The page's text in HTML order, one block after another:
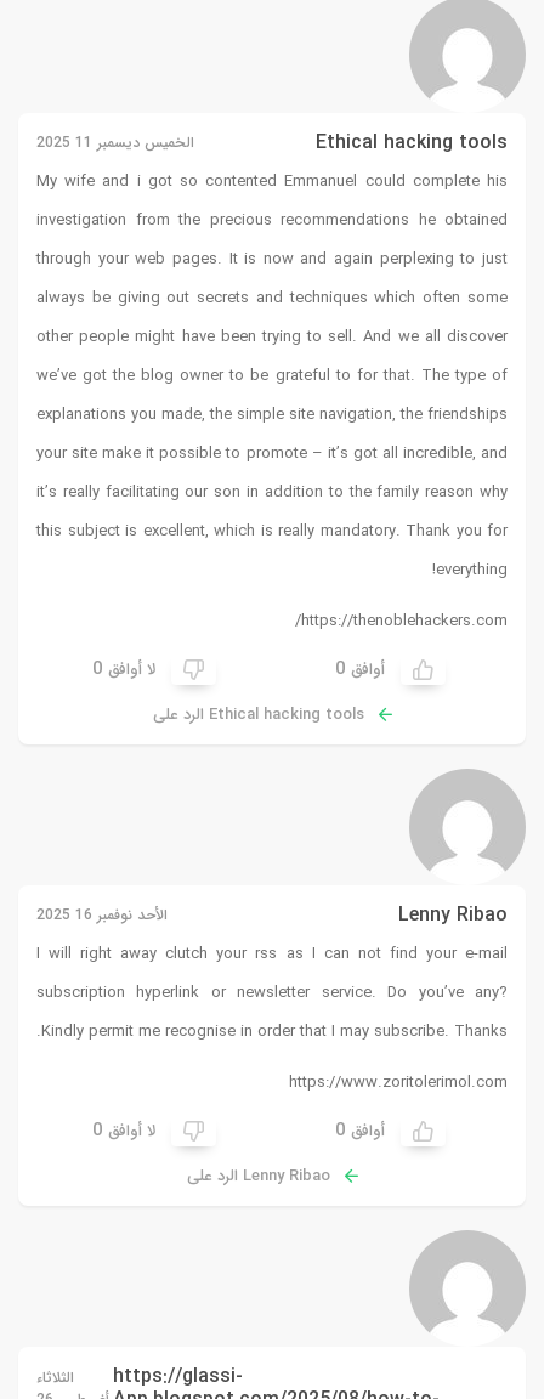
Ethical hacking tools الخميس ديسمبر 11 2025
My wife and i got so contented Emmanuel could complete his
investigation from the precious recommendations he obtained
through your web pages. It is now and again perplexing to just
always be giving out secrets and techniques which often some
other people might have been trying to sell. And we all discover
we’ve got the blog owner to be grateful to for that. The type of
explanations you made, the simple site navigation, the friendships
your site make it possible to promote – it’s got all incredible, and
it’s really facilitating our son in addition to the family reason why
this subject is excellent, which is really mandatory. Thank you for
everything!
https://thenoblehackers.com/
أوافق 0 لا أوافق 0
Ethical hacking tools الرد على
Lenny Ribao الأحد نوفمبر 16 2025
I will right away clutch your rss as I can not find your e-mail
subscription hyperlink or newsletter service. Do you’ve any?
Kindly permit me recognise in order that I may subscribe. Thanks.
https://www.zoritolerimol.com
أوافق 0 لا أوافق 0
Lenny Ribao الرد على
https://glassi-
الثلاثاء